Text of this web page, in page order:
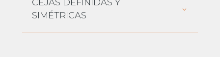
CEJAS DEFINIDAS Y
SIMÉTRICAS